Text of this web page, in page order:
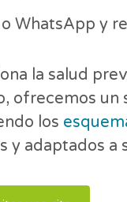
WhatsApp y
la salud
ofrecemos un
los
y adaptados a